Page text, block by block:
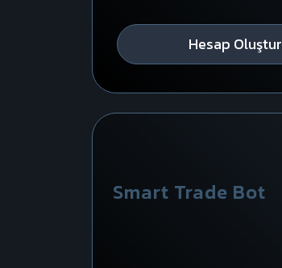
Hesap Oluştur
Smart Trade Bot